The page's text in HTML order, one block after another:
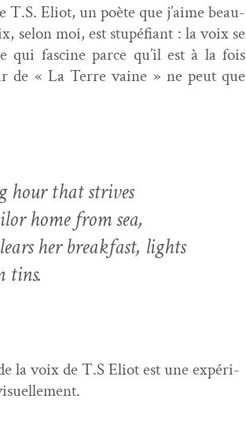
Eliot, un poète que j’aime beau­
selon moi, est stupé­fi­ant : la voix se
qui fascine parce qu’il est à la fois
de « La Terre vaine » ne peut que
hour that strives
home from sea,
her break­fast, lights
tins.
la voix de T.S Eliot est une expéri­